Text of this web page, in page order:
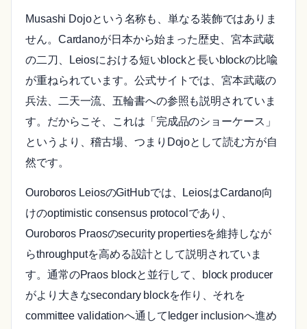
Musashi Dojoという名称も、単なる装飾ではありま
せん。Cardanoが日本から始まった歴史、宮本武蔵
の二刀、Leiosにおける短いblockと長いblockの比喩
が重ねられています。公式サイトでは、宮本武蔵の
兵法、二天一流、五輪書への参照も説明されていま
す。だからこそ、これは「完成品のショーケース」
というより、稽古場、つまりDojoとして読む方が自
然です。
Ouroboros LeiosのGitHubでは、LeiosはCardano向
けのoptimistic consensus protocolであり、
Ouroboros Praosのsecurity propertiesを維持しなが
らthroughputを高める設計として説明されていま
す。通常のPraos blockと並行して、block producer
がより大きなsecondary blockを作り、それを
committee validationへ通してledger inclusionへ進め